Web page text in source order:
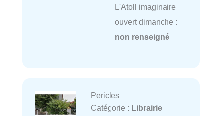
L'Atoll imaginaire
ouvert dimanche :
non renseigné
Pericles
Catégorie : Librairie